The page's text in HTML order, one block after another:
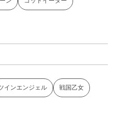
インエンジェル 戦国乙女